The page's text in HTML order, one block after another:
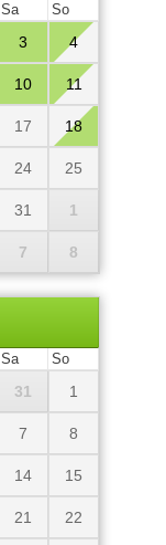
Sa So
3 4
10 11
17 18
24 25
31 1
7 8
Sa So
31 1
7 8
14 15
21 22